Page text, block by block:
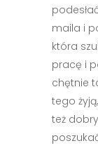
maila i
która
pracę i
chętnie
tego
też